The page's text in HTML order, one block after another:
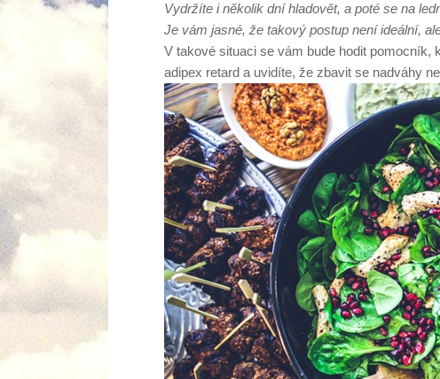
Vydržíte i několik dní hladovět, a poté se na
Je vám jasné, že takový postup není ideální,
V takové situaci se vám bude hodit
adipex retarda uvidíte, že zbavit se nadváhy